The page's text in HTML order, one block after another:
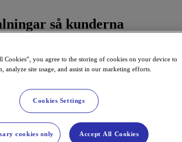
så kunderna
ut på vägarna
verkstad för att de vet att din expertis gör
händer. Oavsett om det handlar om en
eller däckbyte när säsongen skiftar
de behöver. När deras fordon är redo för
att betalprocessen flyter på precis lika bra som
Cookies”, you agree to the storing of cookies on your device to
analyze site usage, and assist in our marketing efforts.
Cookies Settings
cookies only Accept All Cookies